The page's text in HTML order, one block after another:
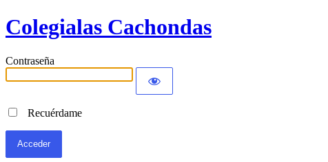
Colegialas Cachondas
Contraseña
Recuérdame